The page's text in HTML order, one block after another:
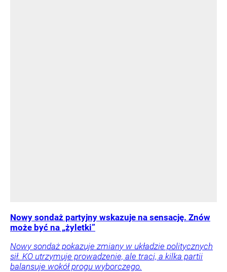
Nowy sondaż partyjny wskazuje na sensację. Znów
może być na „żyletki”
Nowy sondaż pokazuje zmiany w układzie politycznych
sił. KO utrzymuje prowadzenie, ale traci, a kilka partii
balansuje wokół progu wyborczego.